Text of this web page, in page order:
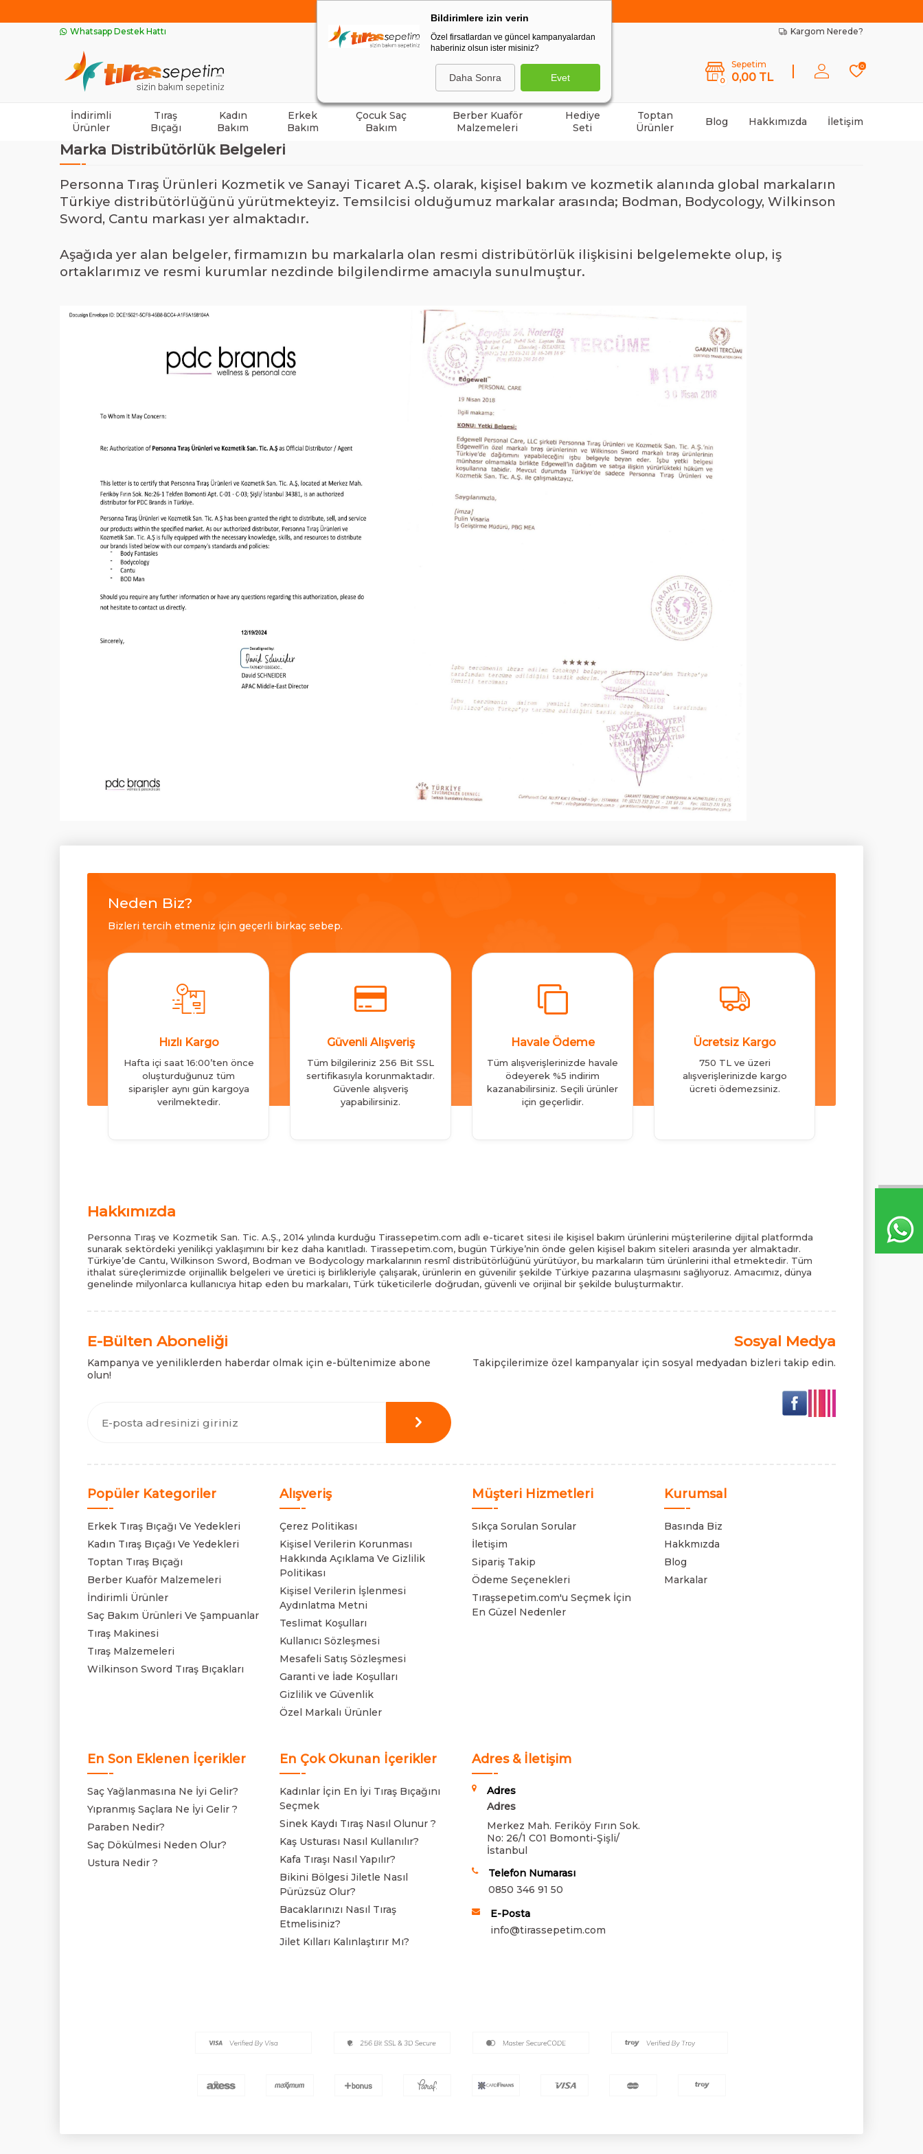
Whatsapp Destek Hattı Kargom Nerede?
0
Sepetim
0,00 TL
0
İndirimli
Ürünler
Tıraş
Bıçağı
Kadın
Bakım
Erkek
Bakım
Çocuk Saç
Bakım
Berber Kuaför
Malzemeleri
Hediye
Seti
Toptan
Ürünler
Blog Hakkımızda İletişim
Marka Distribütörlük Belgeleri
Personna Tıraş Ürünleri Kozmetik ve Sanayi Ticaret A.Ş. olarak, kişisel bakım ve kozmetik alanında global markaların
Türkiye distribütörlüğünü yürütmekteyiz. Temsilcisi olduğumuz markalar arasında; Bodman, Bodycology, Wilkinson
Sword, Cantu markası yer almaktadır.
Aşağıda yer alan belgeler, firmamızın bu markalarla olan resmi distribütörlük ilişkisini belgelemekte olup, iş
ortaklarımız ve resmi kurumlar nezdinde bilgilendirme amacıyla sunulmuştur.
Neden Biz?
Bizleri tercih etmeniz için geçerli birkaç sebep.
Hızlı Kargo
Hafta içi saat 16:00’ten önce
oluşturduğunuz tüm
siparişler aynı gün kargoya
verilmektedir.
Güvenli Alışveriş
Tüm bilgileriniz 256 Bit SSL
sertifikasıyla korunmaktadır.
Güvenle alışveriş
yapabilirsiniz.
Havale Ödeme
Tüm alışverişlerinizde havale
ödeyerek %5 indirim
kazanabilirsiniz. Seçili ürünler
için geçerlidir.
Ücretsiz Kargo
750 TL ve üzeri
alışverişlerinizde kargo
ücreti ödemezsiniz.
Hakkımızda
Personna Tıraş ve Kozmetik San. Tic. A.Ş., 2014 yılında kurduğu Tirassepetim.com adlı e-ticaret sitesi ile kişisel bakım ürünlerini müşterilerine dijital platformda
sunarak sektördeki yenilikçi yaklaşımını bir kez daha kanıtladı. Tirassepetim.com, bugün Türkiye’nin önde gelen kişisel bakım siteleri arasında yer almaktadır.
Türkiye’de Cantu, Wilkinson Sword, Bodman ve Bodycology markalarının resmî distribütörlüğünü yürütüyor, bu markaların tüm ürünlerini ithal etmektedir. Tüm
ithalat süreçlerimizde orijinallik belgeleri ve üretici iş birlikleriyle çalışarak, ürünlerin en güvenilir şekilde Türkiye pazarına ulaşmasını sağlıyoruz. Amacımız, dünya
genelinde milyonlarca kullanıcıya hitap eden bu markaları, Türk tüketicilerle doğrudan, güvenli ve orijinal bir şekilde buluşturmaktır.
E-Bülten Aboneliği
Kampanya ve yeniliklerden haberdar olmak için e-bültenimize abone
olun!
Sosyal Medya
Takipçilerimize özel kampanyalar için sosyal medyadan bizleri takip edin.
Popüler Kategoriler
Erkek Tıraş Bıçağı Ve Yedekleri
Kadın Tıraş Bıçağı Ve Yedekleri
Toptan Tıraş Bıçağı
Berber Kuaför Malzemeleri
İndirimli Ürünler
Saç Bakım Ürünleri Ve Şampuanlar
Tıraş Makinesi
Tıraş Malzemeleri
Wilkinson Sword Tıraş Bıçakları
Alışveriş
Çerez Politikası
Kişisel Verilerin Korunması
Hakkında Açıklama Ve Gizlilik
Politikası
Kişisel Verilerin İşlenmesi
Aydınlatma Metni
Teslimat Koşulları
Kullanıcı Sözleşmesi
Mesafeli Satış Sözleşmesi
Garanti ve İade Koşulları
Gizlilik ve Güvenlik
Özel Markalı Ürünler
Müşteri Hizmetleri
Sıkça Sorulan Sorular
İletişim
Sipariş Takip
Ödeme Seçenekleri
Tıraşsepetim.com'u Seçmek İçin
En Güzel Nedenler
Kurumsal
Basında Biz
Hakkmızda
Blog
Markalar
En Son Eklenen İçerikler
Saç Yağlanmasına Ne İyi Gelir?
Yıpranmış Saçlara Ne İyi Gelir ?
Paraben Nedir?
Saç Dökülmesi Neden Olur?
Ustura Nedir ?
En Çok Okunan İçerikler
Kadınlar İçin En İyi Tıraş Bıçağını
Seçmek
Sinek Kaydı Tıraş Nasıl Olunur ?
Kaş Usturası Nasıl Kullanılır?
Kafa Tıraşı Nasıl Yapılır?
Bikini Bölgesi Jiletle Nasıl
Pürüzsüz Olur?
Bacaklarınızı Nasıl Tıraş
Etmelisiniz?
Jilet Kılları Kalınlaştırır Mı?
Adres & İletişim
Adres
Adres
Merkez Mah. Feriköy Fırın Sok.
No: 26/1 C01 Bomonti-Şişli/
İstanbul
Telefon Numarası
0850 346 91 50
E-Posta
info@tirassepetim.com
Bildirimlere izin verin
Özel firsatlardan ve güncel kampanyalardan
haberiniz olsun ister misiniz?
Daha Sonra Evet